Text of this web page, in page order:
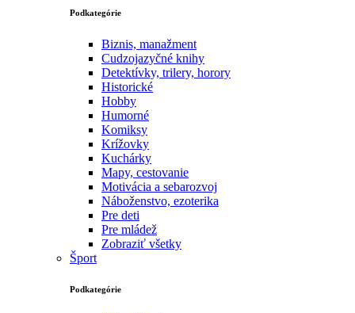
Podkategórie
Biznis, manažment
Cudzojazyčné knihy
Detektívky, trilery, horory
Historické
Hobby
Humorné
Komiksy
Krížovky
Kuchárky
Mapy, cestovanie
Motivácia a sebarozvoj
Náboženstvo, ezoterika
Pre deti
Pre mládež
Zobraziť všetky
Šport
Podkategórie